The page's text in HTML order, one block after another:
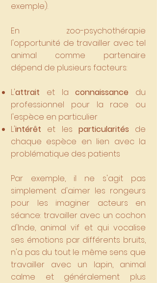
exemple).
En zoo-psychothérapie
l'opportunité de travailler avec tel
animal comme partenaire
dépend de plusieurs facteurs:
L'attrait et laconnaissance du
professionnel pour la race ou
l'espèce en particulier
L'intérêt et les particularités de
chaque espèce en lien avec la
problématique des patients
Par exemple, il ne s'agit pas
simplement d'aimer les rongeurs
pour les imaginer acteurs en
séance: travailler avec un cochon
d'Inde, animal vif et qui vocalise
ses émotions par différents bruits,
n'a pas du tout le même sens que
travailler avec un lapin, animal
calme et généralement plus